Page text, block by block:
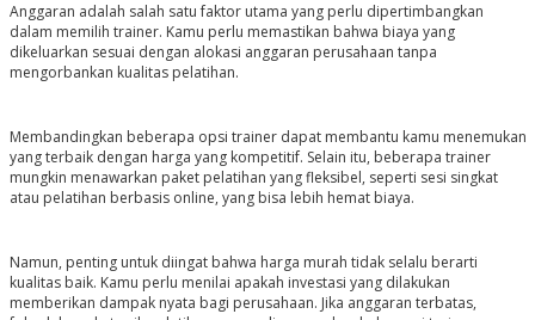
Anggaran adalah salah satu faktor utama yang perlu dipertimbangkan
dalam memilih trainer. Kamu perlu memastikan bahwa biaya yang
dikeluarkan sesuai dengan alokasi anggaran perusahaan tanpa
mengorbankan kualitas pelatihan.
Membandingkan beberapa opsi trainer dapat membantu kamu menemukan
yang terbaik dengan harga yang kompetitif. Selain itu, beberapa trainer
mungkin menawarkan paket pelatihan yang fleksibel, seperti sesi singkat
atau pelatihan berbasis online, yang bisa lebih hemat biaya.
Namun, penting untuk diingat bahwa harga murah tidak selalu berarti
kualitas baik. Kamu perlu menilai apakah investasi yang dilakukan
memberikan dampak nyata bagi perusahaan. Jika anggaran terbatas,